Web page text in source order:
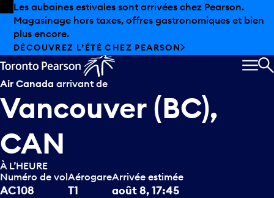
Skip to offers
Passer au contenu principal
Les aubaines estivales sont arrivées chez Pearson.
Magasinage hors taxes, offres gastronomiques et bien
plus encore.
DÉCOUVREZ L’ÉTÉ CHEZ PEARSON
Air Canada arrivant de
Vancouver (BC),
CAN
À L’HEURE
Numéro de vol
AC108
Aérogare
T1
Arrivée estimée
août 8, 17:45